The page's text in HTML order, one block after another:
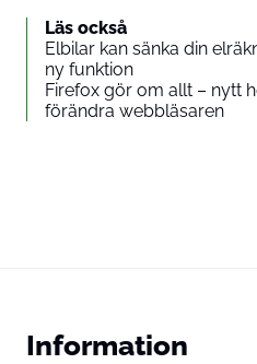
Läs också
Elbilar kan sänka din
ny funktion
Firefox gör om allt – nytt
förändra webbläsaren
Information